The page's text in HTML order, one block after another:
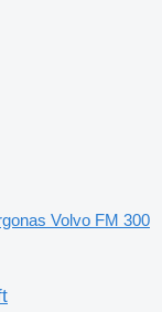
Volvo FM 300